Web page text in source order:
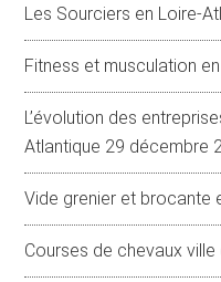
Les Sourciers en Loire-
Fitness et musculation
L’évolution des
Atlantique 29 décembre
Vide grenier et brocante
Courses de chevaux